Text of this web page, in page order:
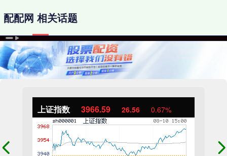
上证指数 3966.59 26.56 0.67%
配配网 相关话题